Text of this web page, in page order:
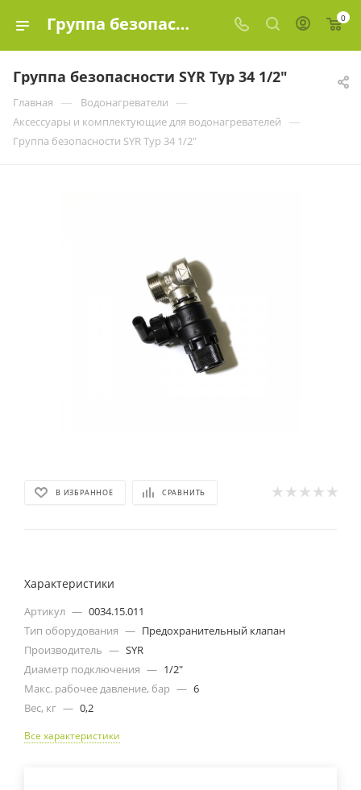
Группа безопасности SYR Typ 34 1/2" купить в Москве по цене | Эко-Элемент 0
Группа безопасности SYR Typ 34 1/2"
Главная — Водонагреватели —
Аксессуары и комплектующие для водонагревателей —
Группа безопасности SYR Typ 34 1/2"
В ИЗБРАННОЕ СРАВНИТЬ
Характеристики
Артикул — 0034.15.011
Тип оборудования — Предохранительный клапан
Производитель — SYR
Диаметр подключения — 1/2"
Макс. рабочее давление, бар — 6
Вес, кг — 0,2
Все характеристики